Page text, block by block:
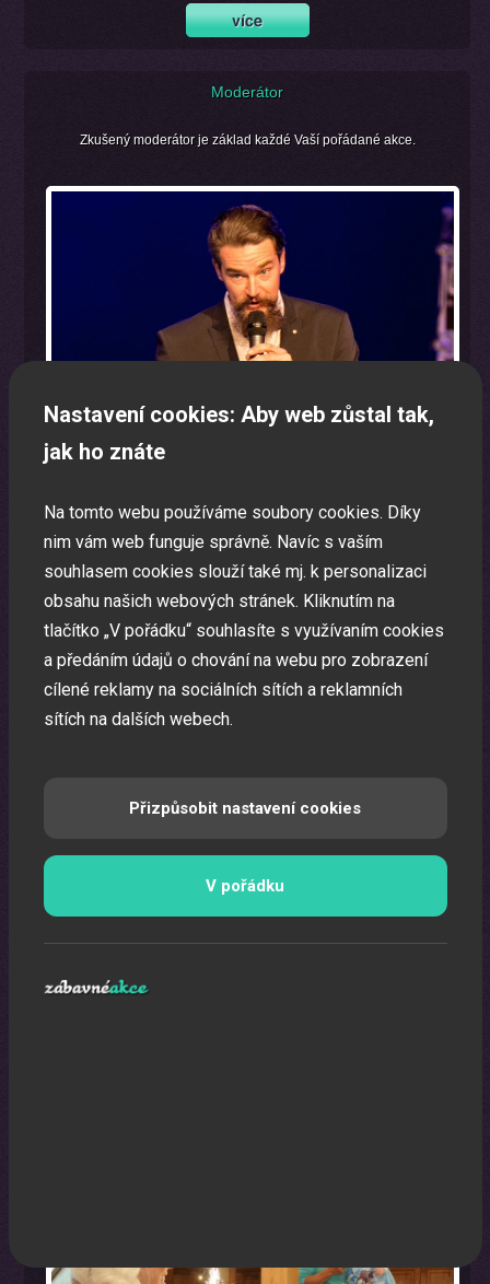
Moderátor
Zkušený moderátor je základ každé Vaší pořádané akce.
Program na firemní akci a firemní večírek na klíč
Zábavná akce na míru dle Vašeho přání.
Nastavení cookies: Aby web zůstal tak,
jak ho znáte
Na tomto webu používáme soubory cookies. Díky
nim vám web funguje správně. Navíc s vaším
souhlasem cookies slouží také mj. k personalizaci
obsahu našich webových stránek. Kliknutím na
tlačítko „V pořádku“ souhlasíte s využívaním cookies
a předáním údajů o chování na webu pro zobrazení
cílené reklamy na sociálních sítích a reklamních
sítích na dalších webech.
Přizpůsobit nastavení cookies
V pořádku